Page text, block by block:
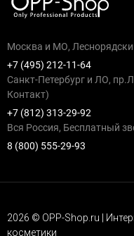
Москва и МО,
+7 (495) 212-11-64
Санкт-Петербург и ЛО,
Контакт)
+7 (812) 313-29-92
Вся Россия, Бесплатный
8 (800) 555-29-93
2026 © OPP-Shop.ru |
косметики